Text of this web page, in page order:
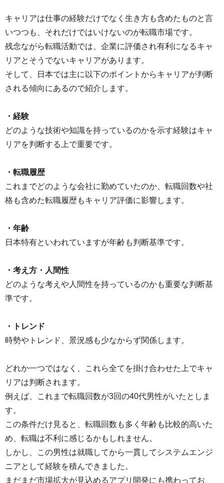
キャリアは仕事の経験だけでなく生き方も含めたものと言
いつつも、それだけではいけないのが転職市場です。
残念ながら転職活動では、企業に評価され有利になるキャ
リアとそうでないキャリアがあります。
そして、日本では主に以下のポイントからキャリアが判断
される傾向にあるので紹介します。
・経験
どのような技術や知識を持っているのかを示す経験はキャ
リアを判断する上で重要です。
・転職履歴
これまでどのような会社に勤めていたのか、転職回数や社
格も含めた転職履歴もキャリア評価に影響します。
・年齢
日本特有といわれていますが年齢も判断基準です。
・考え方・人間性
どのような考えや人間性を持っているのかも重要な判断基
準です。
・トレンド
時勢やトレンド、景況感も少なからず関係します。
どれか一つではなく、これら全てを掛け合わせた上でキャ
リアは判断されます。
例えば、これまで転職回数が3回の40代男性がいたとしま
す。
この条件だけ見ると、転職回数も多く年齢も比較的高いた
め、転職は不利に感じるかもしれません。
しかし、この男性は就職してから一貫してシステムエンジ
ニアとして経験を積んできました。
まだまだ市場拡大が見込めるアプリ開発にも携わってお